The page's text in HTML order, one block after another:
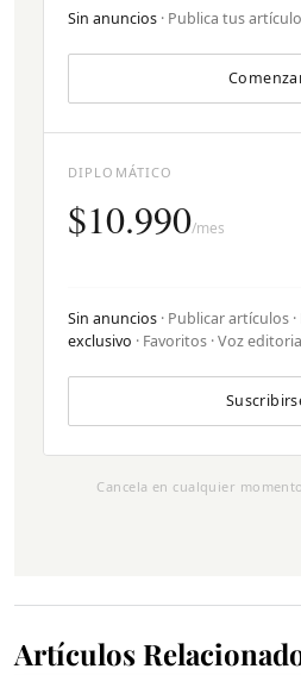
Sin anuncios · Publica tus
DIPLOMÁTICO
$10.990/mes
Sin anuncios · Publicar artículos ·
exclusivo · Favoritos · Voz
Cancela en cualquier
Artículos